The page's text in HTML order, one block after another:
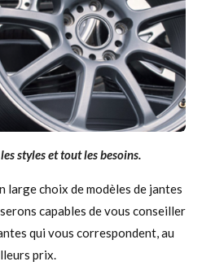
styles et tout les besoins.
large choix de modèles de jantes
capables de vous conseiller
qui vous correspondent, au
prix.